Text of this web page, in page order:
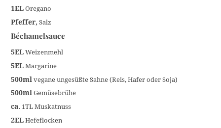
1ELOregano
Pfeffer, Salz
Béchamelsauce
5ELWeizenmehl
5ELMargarine
500ml vegane ungesüßte Sahne (Reis, Hafer oder Soja)
500mlGemüsebrühe
ca. 1TL Muskatnuss
2ELHefeflocken